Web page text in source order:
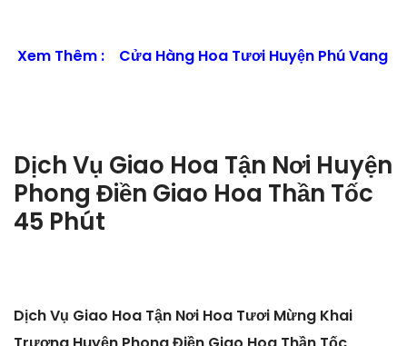
Xem Thêm : Cửa Hàng Hoa Tươi Huyện Phú Vang
Dịch Vụ Giao Hoa Tận Nơi Huyện
Phong Điền Giao Hoa Thần Tốc
45 Phút
Dịch Vụ Giao Hoa Tận Nơi Hoa Tươi Mừng Khai